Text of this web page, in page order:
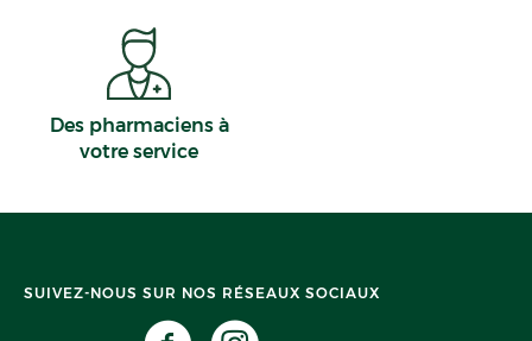
Des pharmaciens à
votre service
SUIVEZ-NOUS SUR NOS RÉSEAUX SOCIAUX